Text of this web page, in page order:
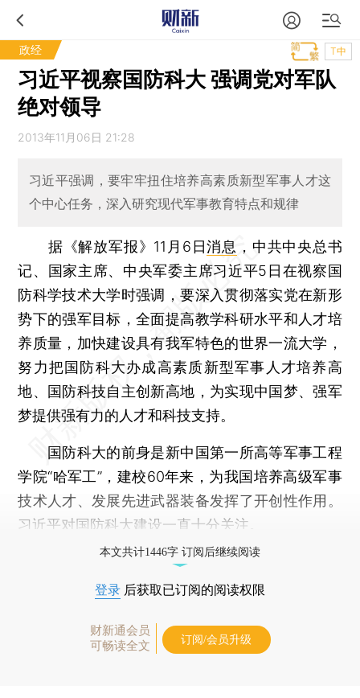
政经 T中
习近平视察国防科大 强调党对军队
绝对领导
2013年11月06日 21:28
习近平强调，要牢牢扭住培养高素质新型军事人才这
个中心任务，深入研究现代军事教育特点和规律
据《解放军报》11月6日消息 ，中共中央总书
记、国家主席、中央军委主席习近平5日在视察国
防科学技术大学时强调，要深入贯彻落实党在新形
势下的强军目标，全面提高教学科研水平和人才培
养质量，加快建设具有我军特色的世界一流大学，
努力把国防科大办成高素质新型军事人才培养高
地、国防科技自主创新高地，为实现中国梦、强军
梦提供强有力的人才和科技支持。
国防科大的前身是新中国第一所高等军事工程
学院“哈军工”，建校60年来，为我国培养高级军事
技术人才、发展先进武器装备发挥了开创性作用。
习近平对国防科大建设一直十分关注。
本文共计1446字 订阅后继续阅读
登录 后获取已订阅的阅读权限
财新通会员
可畅读全文
订阅/会员升级